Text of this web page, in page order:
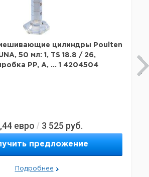
цилиндры Poulten
50 мл: 1, TS 18.8 / 26,
PP, A, ... 1 4204504
евро / 3 525 руб.
предложение
Подробнее